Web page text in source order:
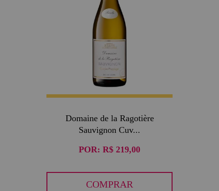
Domaine de la Ragotière
Sauvignon Cuv...
POR: R$ 219,00
COMPRAR